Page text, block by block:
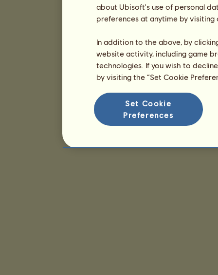
about Ubisoft's use of personal
preferences at anytime by
In addition to the above, by
website activity, including game
technologies. If you wish to
by visiting the “Set Cookie
Set Cookie
Preferences